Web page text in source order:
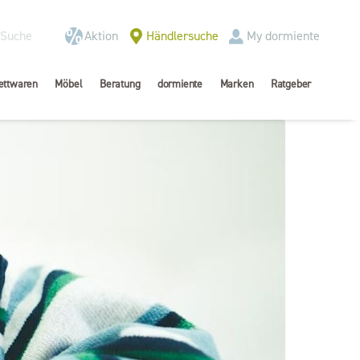
Aktion Händlersuche My dormiente
Möbel Beratung dormiente Marken Ratgeber